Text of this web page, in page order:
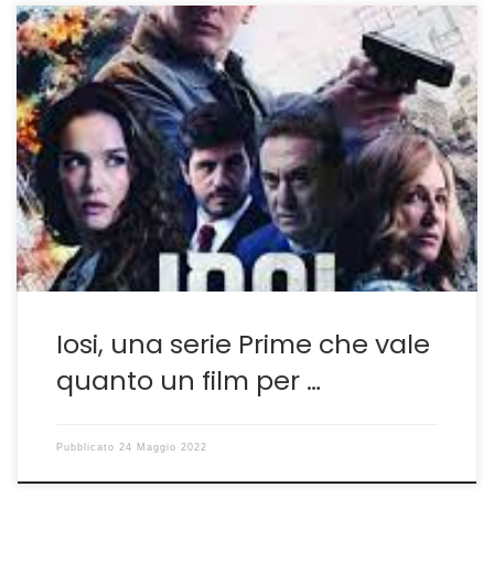
Rileggere la storia facendo spettacolo È MOLTO
POSITIVO il giudizio su Iosi,el espía arrepentido che
Prime ha inserito nella sua programmazione in versione
originale con sottotitoli in inglese o spagnolo e che
come sempre va cercata e trovata in mezzo a
un’offerta che non sempre mantiene costante la
propria qualità. […]
Iosi, una serie Prime che vale
quanto un film per …
Pubblicato 24 Maggio 2022